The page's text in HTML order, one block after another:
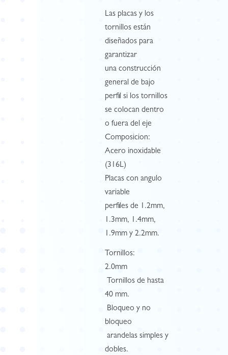
Las placas y los
tornillos están
diseñados para
garantizar
una construcción
general de bajo
perfil si los tornillos
se colocan dentro
o fuera del eje
Composicion:
Acero inoxidable
(316L)
Placas con angulo
variable
perfiles de 1.2mm,
1.3mm, 1.4mm,
1.9mm y 2.2mm.
Tornillos:
2.0mm
 Tornillos de hasta
40 mm.
 Bloqueo y no
bloqueo
 arandelas simples y
dobles.